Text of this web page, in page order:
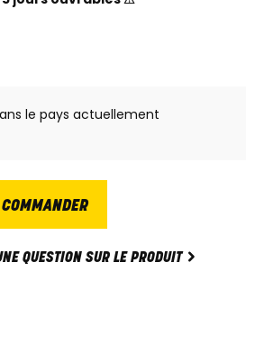
le pays actuellement
COMMANDER
QUESTION SUR LE PRODUIT